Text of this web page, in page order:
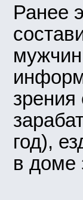
Ранее
год),
в доме